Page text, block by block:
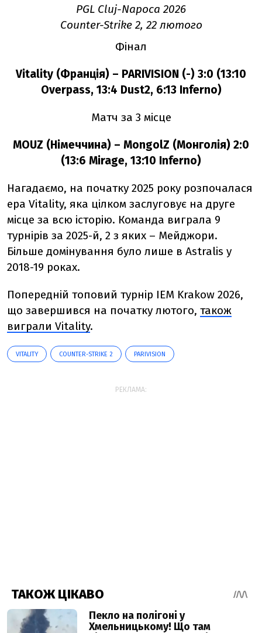
PGL Cluj-Napoca 2026
Counter-Strike 2, 22 лютого
Фінал
Vitality (Франція) – PARIVISION (-) 3:0 (13:10
Overpass, 13:4 Dust2, 6:13 Inferno)
Матч за 3 місце
MOUZ (Німеччина) – MongolZ (Монголія) 2:0
(13:6 Mirage, 13:10 Inferno)
Нагадаємо, на початку 2025 року розпочалася
ера Vitality, яка цілком заслуговує на друге
місце за всю історію. Команда виграла 9
турнірів за 2025-й, 2 з яких – Мейджори.
Більше домінування було лише в Astralis у
2018-19 роках.
Попередній топовий турнір IEM Krakow 2026,
що завершився на початку лютого, також
виграли Vitality.
VITALITY COUNTER-STRIKE 2 PARIVISION
РЕКЛАМА: